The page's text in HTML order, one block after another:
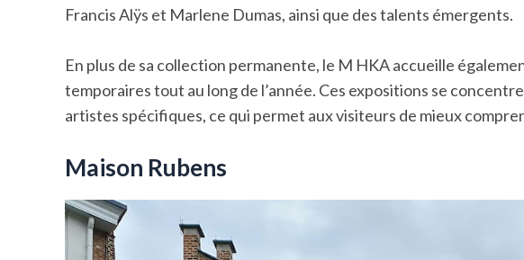
Francis Alÿs et Marlene Dumas, ainsi que des talents émergents.
En plus de sa collection permanente, le M HKA accueille
temporaires tout au long de l’année. Ces expositions se
artistes spécifiques, ce qui permet aux visiteurs de mieux
Maison Rubens